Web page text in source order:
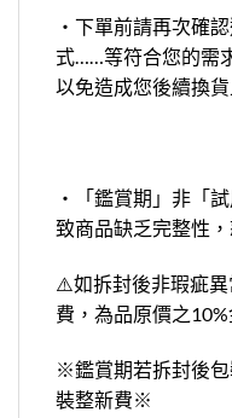
‧下單前請再次確
式……等符合您的需
以免造成您後續換貨
‧「鑑賞期」非「
致商品缺乏完整性
⚠️如拆封後非瑕疵
費，為品原價之10%
※鑑賞期若拆封後
裝整新費※